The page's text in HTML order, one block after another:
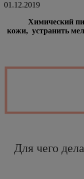
01.12.2019
Химический
кожи, устранить
Для чего